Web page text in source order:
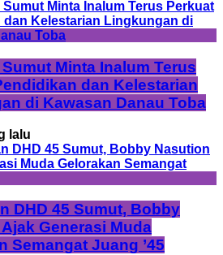
Minta Inalum Terus
dan Kelestarian
di Kawasan Danau Toba
lalu
DHD 45 Sumut, Bobby
Generasi Muda
Semangat Juang ’45